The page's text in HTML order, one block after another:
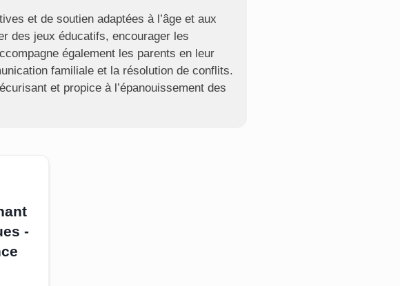
et de soutien adaptées à l’âge et aux
des jeux éducatifs, encourager les
également les parents en leur
familiale et la résolution de conflits.
et propice à l’épanouissement des
-